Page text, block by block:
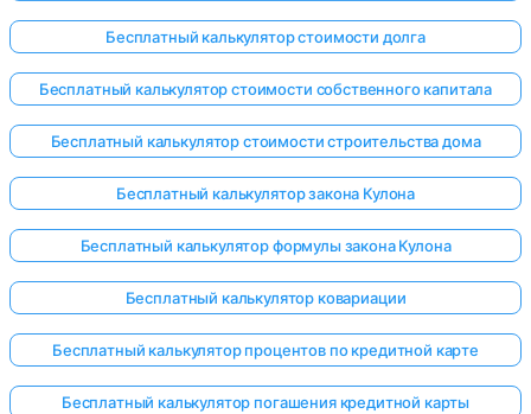
Бесплатный калькулятор стоимости долга
Бесплатный калькулятор стоимости собственного капитала
Бесплатный калькулятор стоимости строительства дома
Бесплатный калькулятор закона Кулона
Бесплатный калькулятор формулы закона Кулона
Бесплатный калькулятор ковариации
Бесплатный калькулятор процентов по кредитной карте
Бесплатный калькулятор погашения кредитной карты